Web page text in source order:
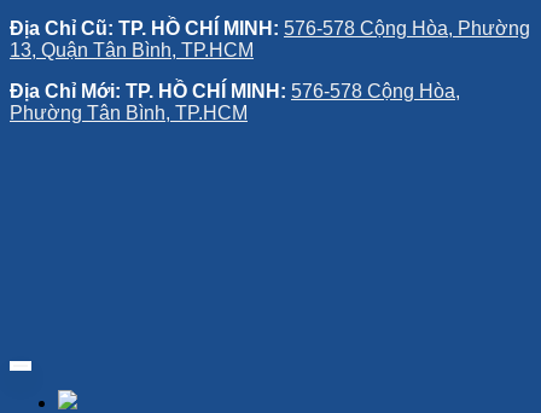
Địa Chỉ Cũ: TP. HỒ CHÍ MINH: 576-578 Cộng Hòa, Phường
13, Quận Tân Bình, TP.HCM
Địa Chỉ Mới: TP. HỒ CHÍ MINH: 576-578 Cộng Hòa,
Phường Tân Bình, TP.HCM